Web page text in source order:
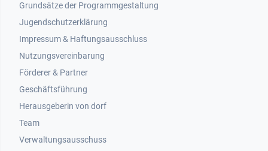
Grundsätze der Programmgestaltung
Jugendschutzerklärung
Impressum & Haftungsausschluss
Nutzungsvereinbarung
Footer 2
Förderer & Partner
Geschäftsführung
Herausgeberin von dorf
Team
Verwaltungsausschuss